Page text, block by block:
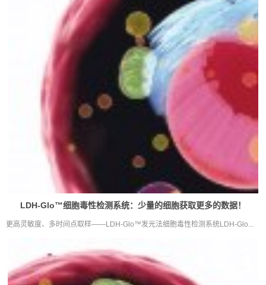
LDH-Glo™细胞毒性检测系统：少量的细胞获取更多的数据！
更高灵敏度、多时间点取样——LDH-Glo™发光法细胞毒性检测系统LDH-Glo...